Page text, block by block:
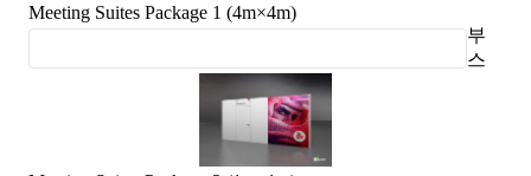
Meeting Suites Package 1 (4m×4m)
부
스